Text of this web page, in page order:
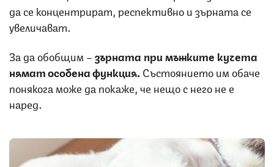
да се концентрират, респективно и зърната се
увеличават.
За да обобщим –зърната при мъжките кучета
нямат особена функция. Състоянието им обаче
понякога може да покаже, че нещо с него не е
наред.